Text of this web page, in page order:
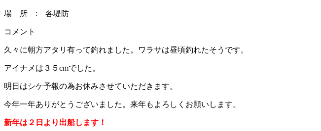
場 所 : 各堤防
コメント
久々に朝方アタリ有って釣れました。ワラサは昼頃釣れたそうです。
アイナメは３５cmでした。
明日はシケ予報の為お休みさせていただきます。
今年一年ありがとうございました。来年もよろしくお願いします。
新年は２日より出船します！